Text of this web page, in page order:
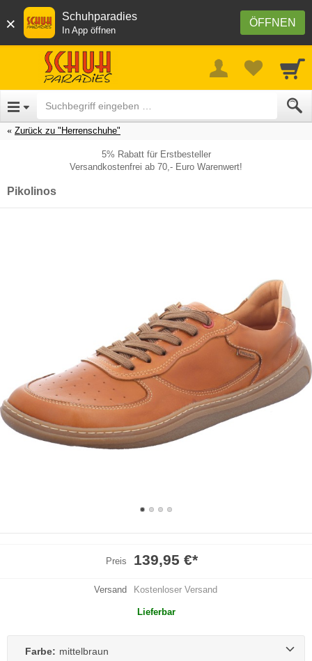
× ÖFFNEN
Schuhparadies
In App öffnen
Zurück zu "Herrenschuhe"
5% Rabatt für Erstbesteller
Versandkostenfrei ab 70,- Euro Warenwert!
Pikolinos
Preis 139,95 €*
Versand Kostenloser Versand
Lieferbar
Farbe: mittelbraun